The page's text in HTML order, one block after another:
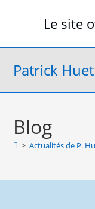
Le site
Patrick Huet
Blog
> Actualités de P.